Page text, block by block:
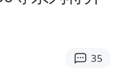
视频丨中国东方电气集团原党组副书记、董事宋致远被查
35